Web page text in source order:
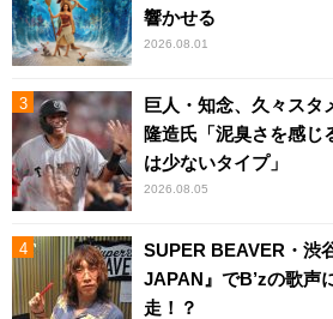
響かせる
2026.08.01
巨人・知念、久々スタ
隆造氏「泥臭さを感じ
は少ないタイプ」
2026.08.05
SUPER BEAVER・渋
JAPAN』でB’zの歌声
走！？